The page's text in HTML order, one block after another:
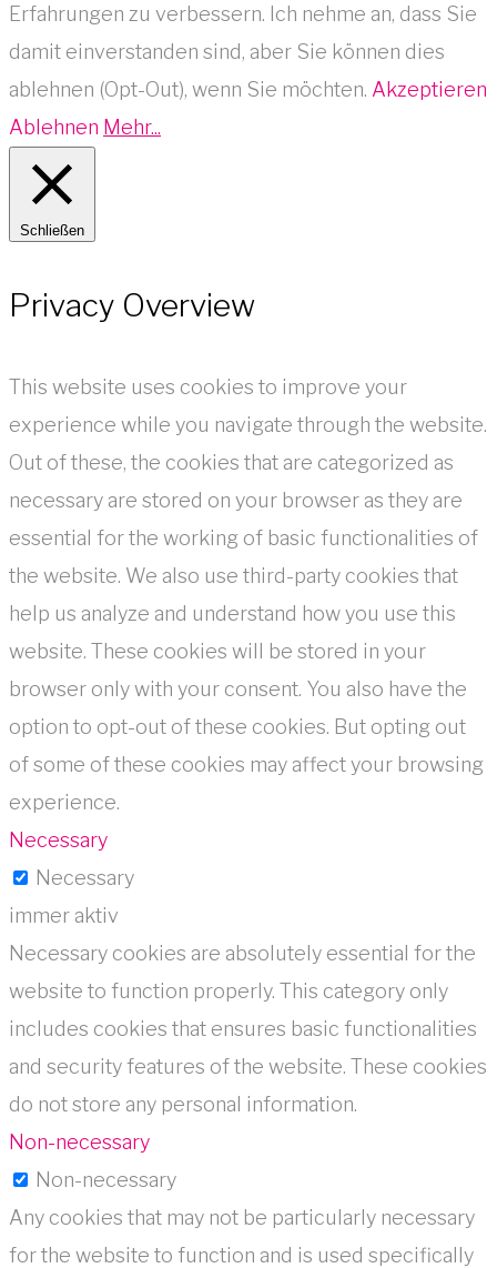
Erfahrungen zu verbessern. Ich nehme an, dass Sie
damit einverstanden sind, aber Sie können dies
ablehnen (Opt-Out), wenn Sie möchten. Akzeptieren
Ablehnen Mehr...
Schließen
Privacy Overview
This website uses cookies to improve your
experience while you navigate through the website.
Out of these, the cookies that are categorized as
necessary are stored on your browser as they are
essential for the working of basic functionalities of
the website. We also use third-party cookies that
help us analyze and understand how you use this
website. These cookies will be stored in your
browser only with your consent. You also have the
option to opt-out of these cookies. But opting out
of some of these cookies may affect your browsing
experience.
Necessary
Necessary
immer aktiv
Necessary cookies are absolutely essential for the
website to function properly. This category only
includes cookies that ensures basic functionalities
and security features of the website. These cookies
do not store any personal information.
Non-necessary
Non-necessary
Any cookies that may not be particularly necessary
for the website to function and is used specifically